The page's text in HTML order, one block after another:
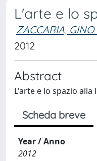
L'arte e lo
ZACCARIA, GINO
2012
Abstract
L'arte e lo spazio
Scheda breve
Year / Anno
2012